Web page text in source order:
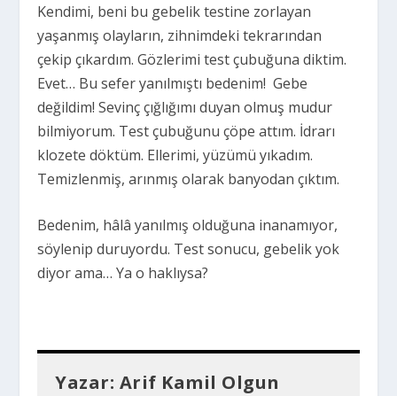
Kendimi, beni bu gebelik testine zorlayan
yaşanmış olayların, zihnimdeki tekrarından
çekip çıkardım. Gözlerimi test çubuğuna diktim.
Evet… Bu sefer yanılmıştı bedenim! Gebe
değildim! Sevinç çığlığımı duyan olmuş mudur
bilmiyorum. Test çubuğunu çöpe attım. İdrarı
klozete döktüm. Ellerimi, yüzümü yıkadım.
Temizlenmiş, arınmış olarak banyodan çıktım.
Bedenim, hâlâ yanılmış olduğuna inanamıyor,
söylenip duruyordu. Test sonucu, gebelik yok
diyor ama… Ya o haklıysa?
Yazar: Arif Kamil Olgun